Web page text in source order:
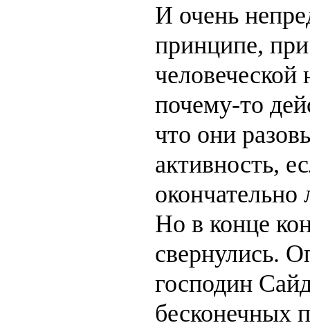
И очень
принципе,
человеческой
почему-то
что они
активность,
Но в конце
свернулись.
господин
бесконечных